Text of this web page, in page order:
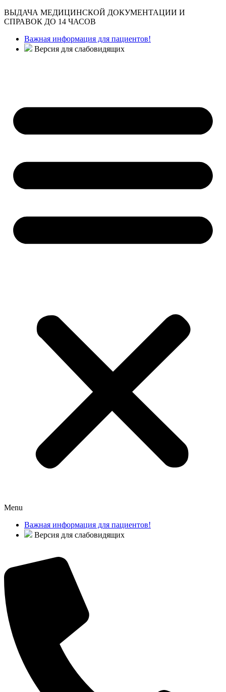
ВЫДАЧА МЕДИЦИНСКОЙ ДОКУМЕНТАЦИИ И
СПРАВОК ДО 14 ЧАСОВ
Важная информация для пациентов!
Версия для слабовидящих
Menu
Важная информация для пациентов!
Версия для слабовидящих